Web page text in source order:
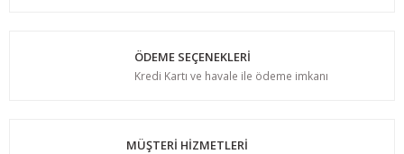
ÖDEME SEÇENEKLERİ
Kredi Kartı ve havale ile ödeme imkanı
MÜŞTERİ HİZMETLERİ